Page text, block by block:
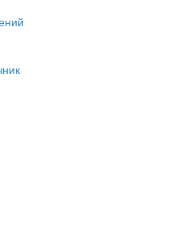
проектирования
и застройки